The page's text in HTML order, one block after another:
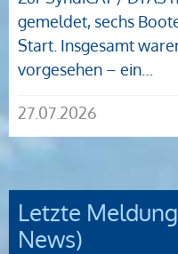
gemeldet, sechs
Start. Insgesamt
vorgesehen – ein…
27.07.2026
Letzte
News)